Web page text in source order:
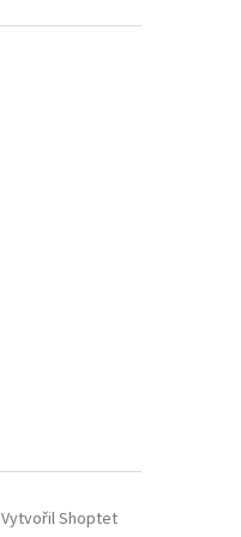
Vytvořil Shoptet